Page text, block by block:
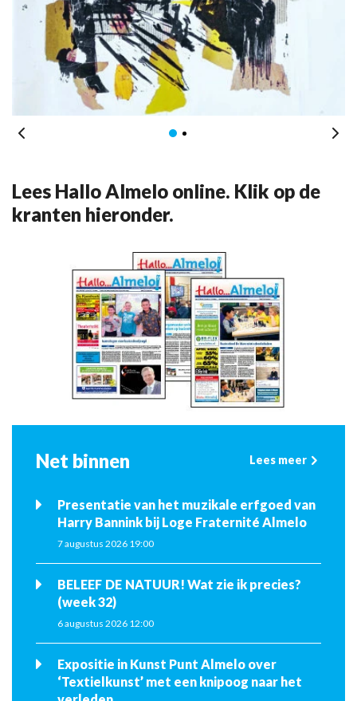
Lees Hallo Almelo online. Klik op de
kranten hieronder.
Net binnen Lees meer
Presentatie van het muzikale erfgoed van
Harry Bannink bij Loge Fraternité Almelo
7 augustus 2026 19:00
BELEEF DE NATUUR! Wat zie ik precies?
(week 32)
6 augustus 2026 12:00
Expositie in Kunst Punt Almelo over
‘Textielkunst’ met een knipoog naar het